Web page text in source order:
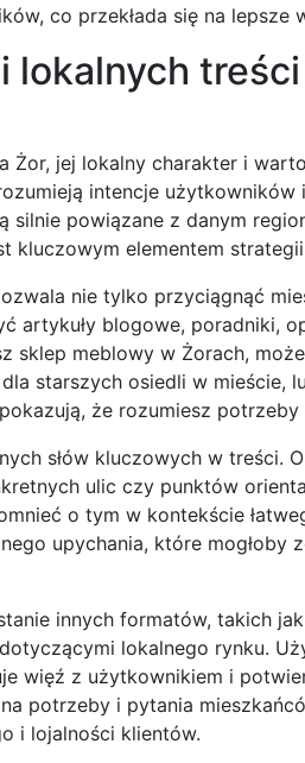
co przekłada się na lepsze
Żor, jej lokalny charakter i
intencje
powiązane z danym
elementem
nie tylko przyciągnąć
artykuły blogowe, poradniki,
sklep meblowy w Żorach,
starszych osiedli w mieście,
że rozumiesz potrzeby
słów kluczowych w treści.
ulic czy punktów
o tym w kontekście
upychania, które mogłoby
innych formatów, takich
lokalnego rynku.
więź z użytkownikiem i
potrzeby i pytania
i lojalności klientów.